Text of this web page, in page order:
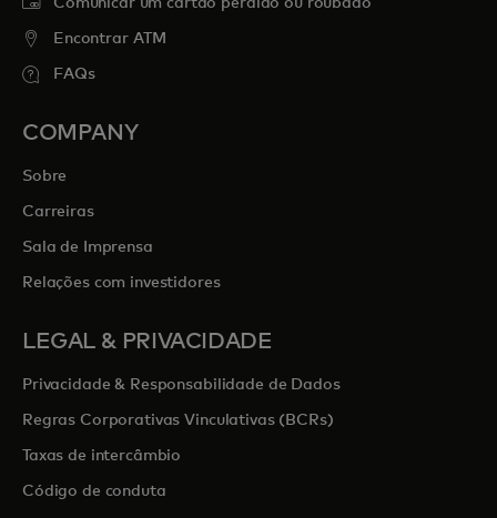
Comunicar um cartão perdido ou roubado
Encontrar ATM
FAQs
COMPANY
Sobre
Carreiras
Sala de Imprensa
Relações com investidores
LEGAL & PRIVACIDADE
Privacidade & Responsabilidade de Dados
Regras Corporativas Vinculativas (BCRs)
Taxas de intercâmbio
Código de conduta